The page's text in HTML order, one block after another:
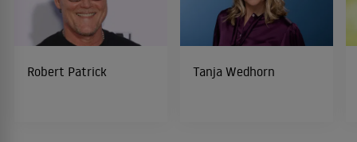
Robert Patrick Tanja Wedhorn